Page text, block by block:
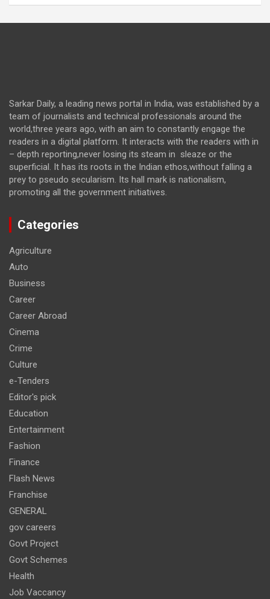
Sarkar Daily, a leading news portal in India, was established by a
team of journalists and technical professionals around the
world,three years ago, with an aim to constantly engage the
readers in a digital platform. It interacts with the readers with in
– depth reporting,never losing its steam in sleaze or the
superficial. It has its roots in the Indian ethos,without falling a
prey to pseudo secularism. Its hall mark is nationalism,
promoting all the government initiatives.
Categories
Agriculture
Auto
Business
Career
Career Abroad
Cinema
Crime
Culture
e-Tenders
Editor's pick
Education
Entertainment
Fashion
Finance
Flash News
Franchise
GENERAL
gov careers
Govt Project
Govt Schemes
Health
Job Vaccancy